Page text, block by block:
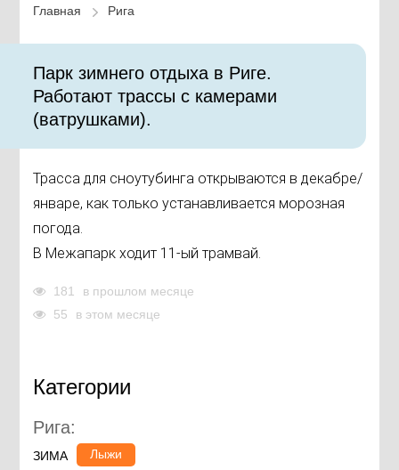
Главная Рига
Парк зимнего отдыха в Риге.
Работают трассы с камерами
(ватрушками).
Трасса для сноутубинга открываются в декабре/
январе, как только устанавливается морозная
погода.
В Межапарк ходит 11-ый трамвай.
181
в прошлом месяце
55
в этом месяце
Категории
Рига:
ЗИМА Лыжи